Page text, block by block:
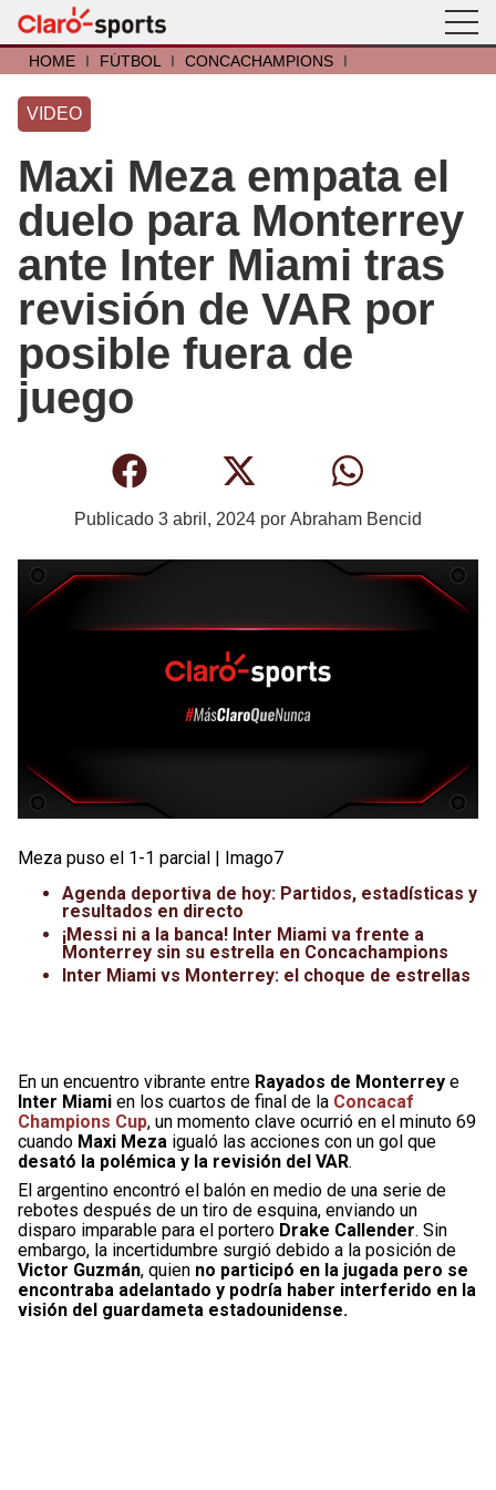
HOME I FÚTBOL I CONCACHAMPIONS I
VIDEO
Maxi Meza empata el
duelo para Monterrey
ante Inter Miami tras
revisión de VAR por
posible fuera de
juego
Publicado 3 abril, 2024 por Abraham Bencid
Meza puso el 1-1 parcial | Imago7
Agenda deportiva de hoy: Partidos, estadísticas y
resultados en directo
¡Messi ni a la banca! Inter Miami va frente a
Monterrey sin su estrella en Concachampions
Inter Miami vs Monterrey: el choque de estrellas
En un encuentro vibrante entre Rayados de Monterrey e
Inter Miami en los cuartos de final de la Concacaf
Champions Cup, un momento clave ocurrió en el minuto 69
cuando Maxi Meza igualó las acciones con un gol que
desató la polémica y la revisión del VAR.
El argentino encontró el balón en medio de una serie de
rebotes después de un tiro de esquina, enviando un
disparo imparable para el portero Drake Callender. Sin
embargo, la incertidumbre surgió debido a la posición de
Victor Guzmán, quien no participó en la jugada pero se
encontraba adelantado y podría haber interferido en la
visión del guardameta estadounidense.